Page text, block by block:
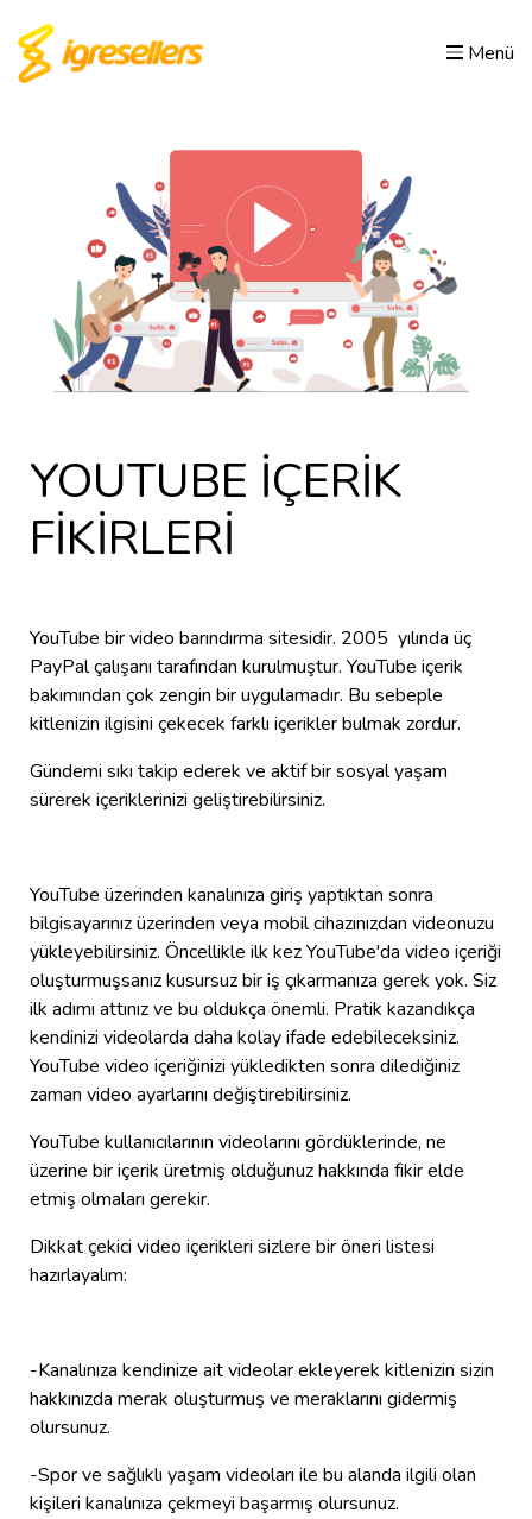
Menü
YOUTUBE İÇERİK
FİKİRLERİ
YouTube bir video barındırma sitesidir. 2005 yılında üç
PayPal çalışanı tarafından kurulmuştur. YouTube içerik
bakımından çok zengin bir uygulamadır. Bu sebeple
kitlenizin ilgisini çekecek farklı içerikler bulmak zordur.
Gündemi sıkı takip ederek ve aktif bir sosyal yaşam
sürerek içeriklerinizi geliştirebilirsiniz.
YouTube üzerinden kanalınıza giriş yaptıktan sonra
bilgisayarınız üzerinden veya mobil cihazınızdan videonuzu
yükleyebilirsiniz. Öncellikle ilk kez YouTube'da video içeriği
oluşturmuşsanız kusursuz bir iş çıkarmanıza gerek yok. Siz
ilk adımı attınız ve bu oldukça önemli. Pratik kazandıkça
kendinizi videolarda daha kolay ifade edebileceksiniz.
YouTube video içeriğinizi yükledikten sonra dilediğiniz
zaman video ayarlarını değiştirebilirsiniz.
YouTube kullanıcılarının videolarını gördüklerinde, ne
üzerine bir içerik üretmiş olduğunuz hakkında fikir elde
etmiş olmaları gerekir.
Dikkat çekici video içerikleri sizlere bir öneri listesi
hazırlayalım:
-Kanalınıza kendinize ait videolar ekleyerek kitlenizin sizin
hakkınızda merak oluşturmuş ve meraklarını gidermiş
olursunuz.
-Spor ve sağlıklı yaşam videoları ile bu alanda ilgili olan
kişileri kanalınıza çekmeyi başarmış olursunuz.